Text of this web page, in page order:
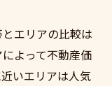
エリアの比較は
よって不動産価
いエリアは人気